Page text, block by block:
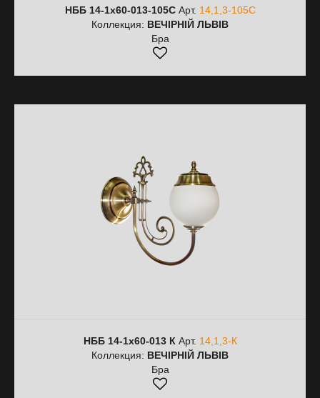
НББ 14-1х60-013-105CАрт. 14,1,3-105C
Коллекция: ВЕЧІРНІЙ ЛЬВІВ
Бра
НББ 14-1х60-013 К Арт. 14,1,3-К
Коллекция: ВЕЧІРНІЙ ЛЬВІВ
Бра